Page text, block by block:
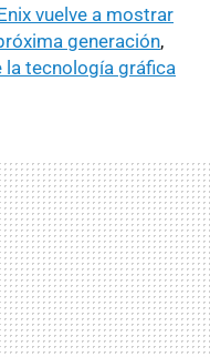
vuelve a mostrar
generación,
la tecnología gráfica